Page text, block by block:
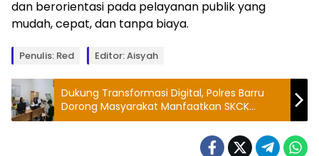
dan berorientasi pada pelayanan publik yang
mudah, cepat, dan tanpa biaya.
Penulis: Red Editor: Aisyah
Dukung Transformasi Digital, Polres Barru
Dorong Masyarakat Manfaatkan SKCK
Online